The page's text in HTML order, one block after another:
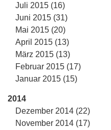
Juli 2015 (16)
Juni 2015 (31)
Mai 2015 (20)
April 2015 (13)
März 2015 (13)
Februar 2015 (17)
Januar 2015 (15)
2014
Dezember 2014 (22)
November 2014 (17)